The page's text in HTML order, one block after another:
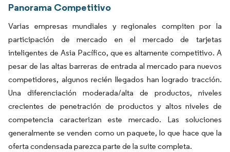
Panorama Competitivo
Varias empresas mundiales y regionales compiten por la
participación de mercado en el mercado de tarjetas
inteligentes de Asia Pacífico, que es altamente competitivo. A
pesar de las altas barreras de entrada al mercado para nuevos
competidores, algunos recién llegados han logrado tracción.
Una diferenciación moderada/alta de productos, niveles
crecientes de penetración de productos y altos niveles de
competencia caracterizan este mercado. Las soluciones
generalmente se venden como un paquete, lo que hace que la
oferta condensada parezca parte de la suite completa.